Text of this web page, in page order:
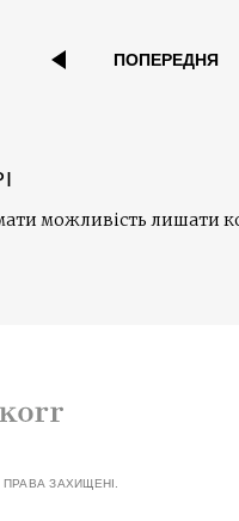
ПОПЕРЕДНЯ
можливість лишати
ПРАВА ЗАХИЩЕНІ.